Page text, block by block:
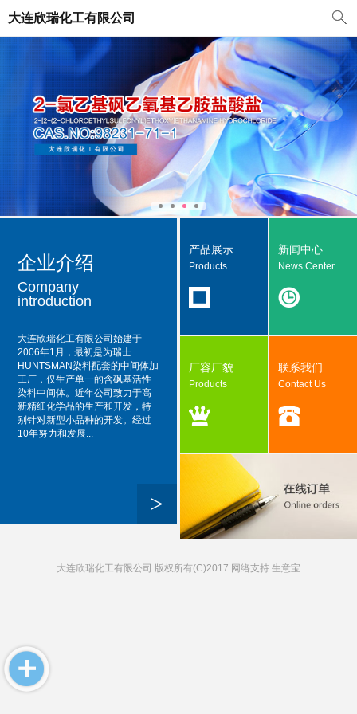
大连欣瑞化工有限公司
>
企业介绍
Company
introduction
大连欣瑞化工有限公司始建于
2006年1月，最初是为瑞士
HUNTSMAN染料配套的中间体加
工厂，仅生产单一的含砜基活性
染料中间体。近年公司致力于高
新精细化学品的生产和开发，特
别针对新型小品种的开发。经过
10年努力和发展...
产品展示
Products
新闻中心
News Center
厂容厂貌
Products
联系我们
Contact Us
大连欣瑞化工有限公司 版权所有(C)2017 网络支持 生意宝